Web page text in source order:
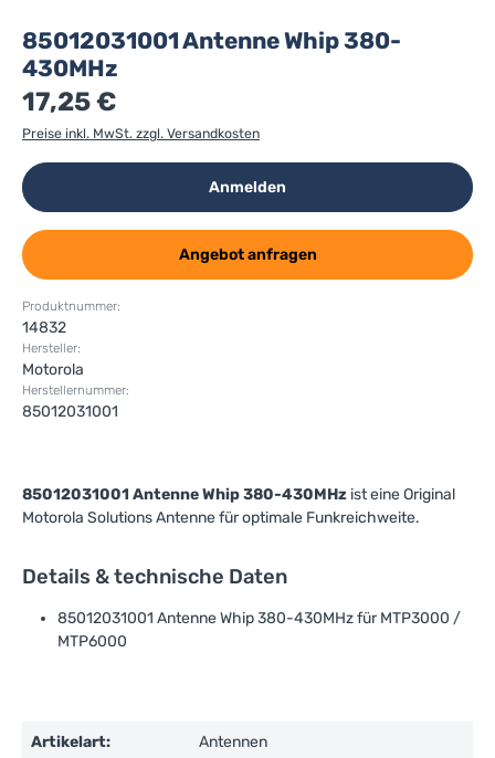
85012031001 Antenne Whip 380-
430MHz
17,25 €
Preise inkl. MwSt. zzgl. Versandkosten
Anmelden
Angebot anfragen
Produktnummer:
14832
Hersteller:
Motorola
Herstellernummer:
85012031001
85012031001 Antenne Whip 380-430MHz ist eine Original
Motorola Solutions Antenne für optimale Funkreichweite.
Details & technische Daten
85012031001 Antenne Whip 380-430MHz für MTP3000 /
MTP6000
Artikelart: Antennen